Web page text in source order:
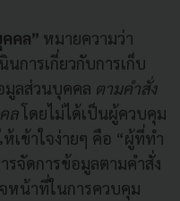
รม
คล” หมายความว่า
การเกี่ยวกับการเก็บ
มูลส่วนบุคคล ตามคำสั่ง
ลโดยไม่ได้เป็นผู้ควบคุม
เข้าใจง่ายๆ คือ “ผู้ที่ทำ
จัดการข้อมูลตามคำสั่ง
หน้าที่ในการควบคุม